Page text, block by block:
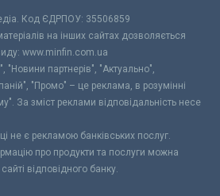
Код ЄДРПОУ: 35506859
на інших сайтах дозволяється
www.minfin.com.ua
"Новини партнерів", "Актуально",
"Промо" – це реклама, в розумінні
За зміст реклами відповідальність несе
не є рекламою банківських послуг.
про продукти та послуги можна
відповідного банку.